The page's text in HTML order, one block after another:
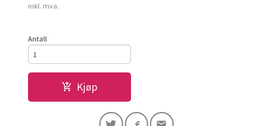
inkl. mva.
Antall
Kjøp